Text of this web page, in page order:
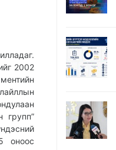
2002
групп”
оноос